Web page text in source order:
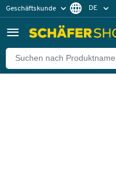
Geschäftskunde DE
Zurück